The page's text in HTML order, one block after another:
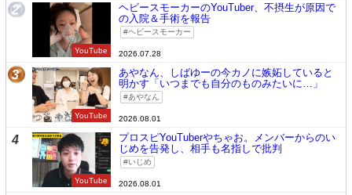
2
YouTube
ヘビースモーカーのYouTuber、不摂生が原因で
の入院＆手術を報告
ヘビースモーカー
2026.07.28
3
YouTube
あやなん、しばゆーの今カノに嫉妬していると
明かす「いつまでも自分のものみたいに…」
あやなん
2026.08.01
4
YouTube
プロスピYouTuberやちゃお。メンバーからのい
じめを告発し、相手も名指しで批判
いじめ
2026.08.01